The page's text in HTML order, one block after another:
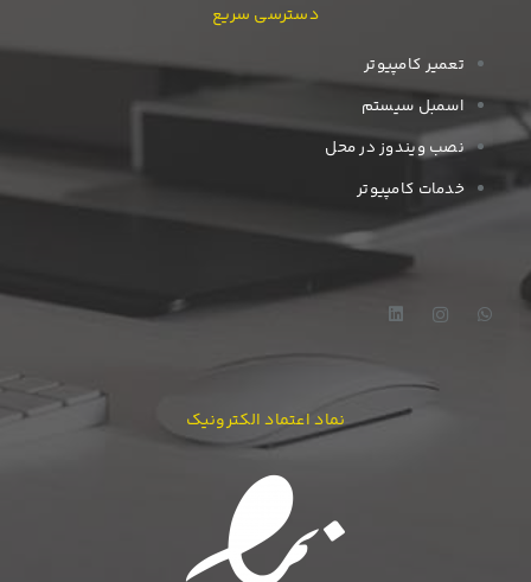
دسترسی سریع
تعمیر کامپیوتر
اسمبل سیستم
نصب ویندوز در محل
خدمات کامپیوتر
نماد اعتماد الکترونیک